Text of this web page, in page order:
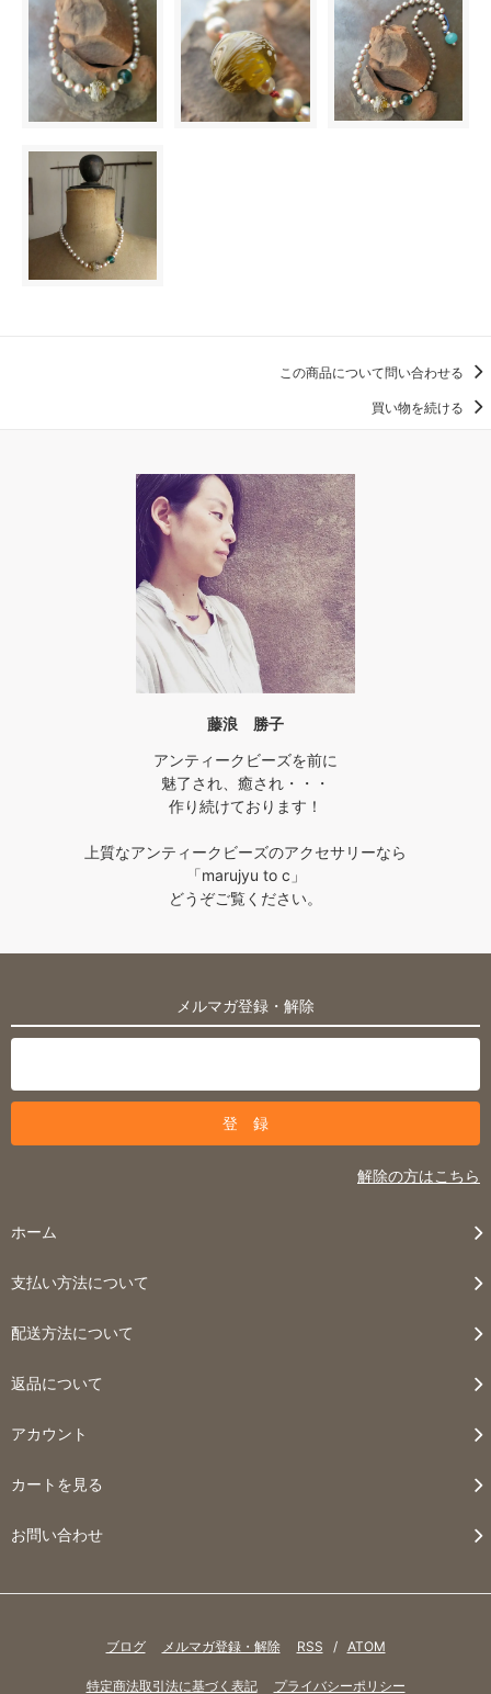
この商品について問い合わせる
買い物を続ける
藤浪 勝子
アンティークビーズを前に
魅了され、癒され・・・
作り続けております！
上質なアンティークビーズのアクセサリーなら
「marujyu to c」
どうぞご覧ください。
メルマガ登録・解除
解除の方はこちら
ホーム
支払い方法について
配送方法について
返品について
アカウント
カートを見る
お問い合わせ
ブログ メルマガ登録・解除 RSS / ATOM
特定商法取引法に基づく表記 プライバシーポリシー